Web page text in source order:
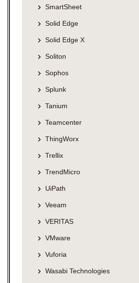
SmartSheet
Solid Edge
Solid Edge X
Soliton
Sophos
Splunk
Tanium
Teamcenter
ThingWorx
Trellix
TrendMicro
UiPath
Veeam
VERITAS
VMware
Vuforia
Wasabi Technologies